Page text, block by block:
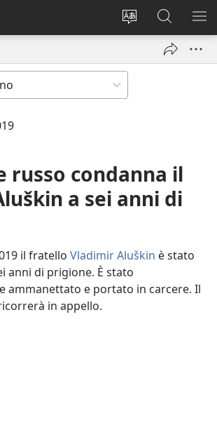
Modificare
Accedi
(apre
finestra)
Cerca
in
JW.ORG
russo condanna il
a sei anni di
il fratello Vladimir Aluškin è stato
anni di prigione. È stato
ammanettato e portato in carcere. Il
in appello.